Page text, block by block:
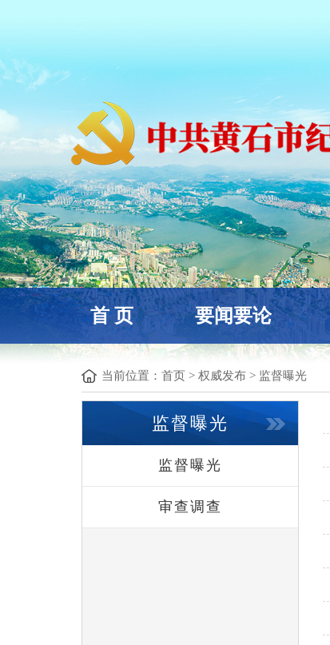
首 页 要闻要论
当前位置： 首页 > 权威发布 > 监督曝光
监督曝光
监督曝光
审查调查